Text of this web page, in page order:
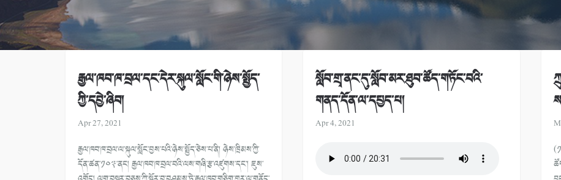
རྒྱལ་ཁབ་ཁ་བྲལ་དང་དེར་སྐུལ་སློང་གི་ཉེས་སྤྱོད་
ཀྱི་དབྱེ་ཞིབ།
Apr 27, 2021
རྒྱལ་ཁབ་ཁ་བྲལ་ལ་སྐུལ་སློང་བྱས་པའི་ཉེས་སྤྱོད་ཅེས་པ་ནི། ཉེས་ཁྲིམས་ཀྱི་
དོན་ཚན་༡༠༣་ནང། རྒྱལ་ཁབ་ཁ་བྲལ་བའི་ལས་གཞི་རྩ་འཛུགས་དང་། ཇུས་
སློབ་གྲྭ་ནང་དུ་སློབ་མར་ཐུབ་ཚོད་གཏོང་བའི་
གནད་དོན་ལ་དཔྱད་པ།
Apr 4, 2021